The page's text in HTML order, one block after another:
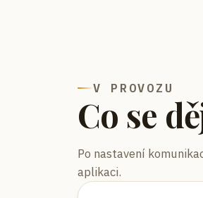
V PROVOZU
Co se
Po nastavení
aplikaci.